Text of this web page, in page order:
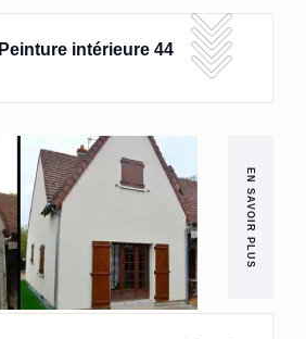
Peinture intérieure 44
EN SAVOIR PLUS